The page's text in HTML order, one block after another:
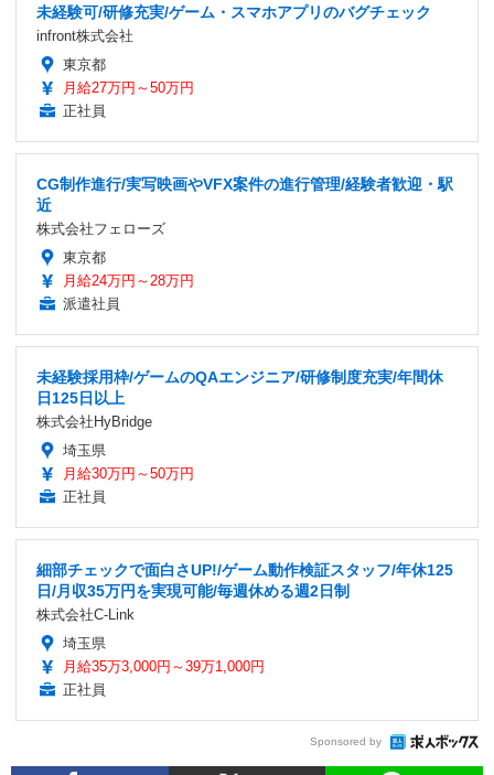
未経験可/研修充実/ゲーム・スマホアプリのバグチェック
infront株式会社
東京都
月給27万円～50万円
正社員
CG制作進行/実写映画やVFX案件の進行管理/経験者歓迎・駅
近
株式会社フェローズ
東京都
月給24万円～28万円
派遣社員
未経験採用枠/ゲームのQAエンジニア/研修制度充実/年間休
日125日以上
株式会社HyBridge
埼玉県
月給30万円～50万円
正社員
細部チェックで面白さUP!/ゲーム動作検証スタッフ/年休125
日/月収35万円を実現可能/毎週休める週2日制
株式会社C-Link
埼玉県
月給35万3,000円～39万1,000円
正社員
Sponsored by